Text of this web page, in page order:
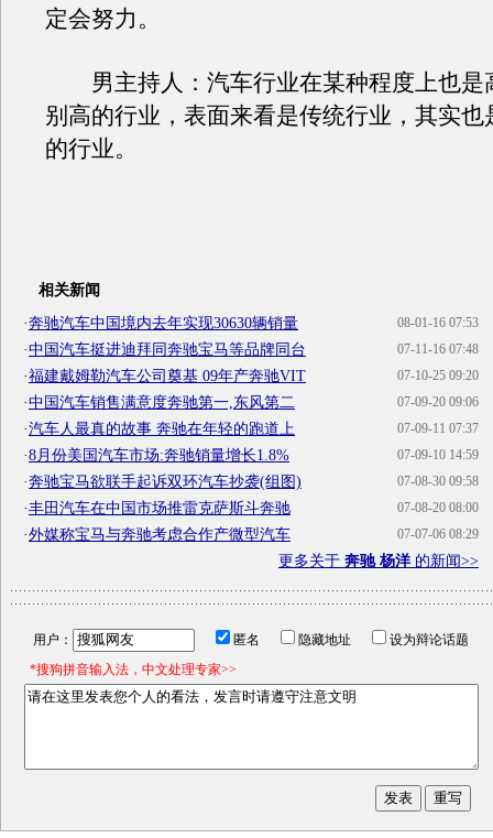
定会努力。
男主持人：汽车行业在某种程度上也是
别高的行业，表面来看是传统行业，其实也
的行业。
相关新闻
08-01-16 07:53
·奔驰汽车中国境内去年实现30630辆销量
07-11-16 07:48
·中国汽车挺进迪拜同奔驰宝马等品牌同台
07-10-25 09:20
·福建戴姆勒汽车公司奠基 09年产奔驰VIT
07-09-20 09:06
·中国汽车销售满意度奔驰第一,东风第二
07-09-11 07:37
·汽车人最真的故事 奔驰在年轻的跑道上
07-09-10 14:59
·8月份美国汽车市场:奔驰销量增长1.8%
07-08-30 09:58
·奔驰宝马欲联手起诉双环汽车抄袭(组图)
07-08-20 08:00
·丰田汽车在中国市场推雷克萨斯斗奔驰
07-07-06 08:29
·外媒称宝马与奔驰考虑合作产微型汽车
更多关于 奔驰 杨洋的新闻>>
用户： 匿名 隐藏地址
设为辩论话题
*搜狗拼音输入法，中文处理专家>>